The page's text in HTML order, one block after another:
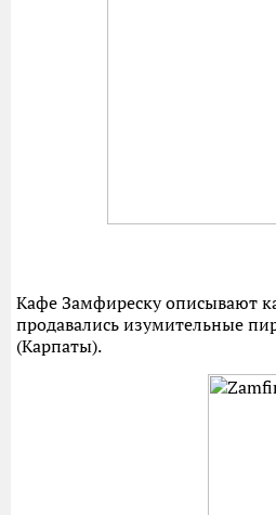
Кафе Замфиреску описывают
продавались изумительные
(Карпаты).